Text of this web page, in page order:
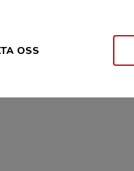
OSS